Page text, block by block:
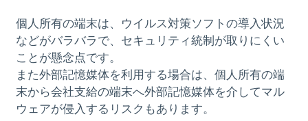
個人所有の端末は、ウイルス対策ソフトの導入状況
などがバラバラで、セキュリティ統制が取りにくい
ことが懸念点です。
また外部記憶媒体を利用する場合は、個人所有の端
末から会社支給の端末へ外部記憶媒体を介してマル
ウェアが侵入するリスクもあります。